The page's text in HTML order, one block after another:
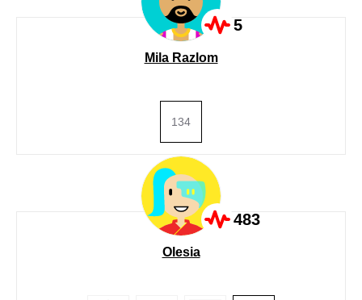
5
Mila Razlom
134
483
Olesia